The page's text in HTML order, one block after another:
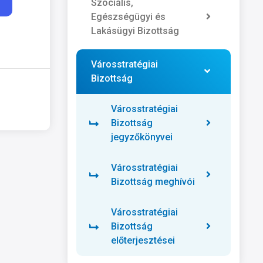
Szociális,
Egészségügyi és
Lakásügyi Bizottság
Városstratégiai
Bizottság
Városstratégiai
Bizottság
jegyzőkönyvei
Városstratégiai
Bizottság meghívói
Városstratégiai
Bizottság
előterjesztései